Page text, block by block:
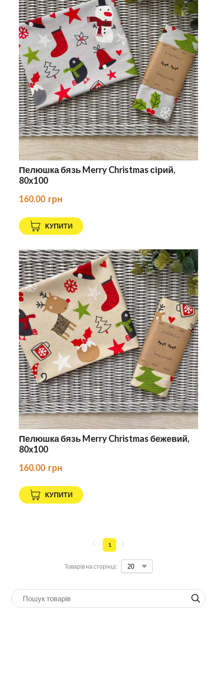
Пелюшка бязь Merry Christmas сірий,
80х100
160.00  грн
КУПИТИ
Пелюшка бязь Merry Christmas бежевий,
80х100
160.00  грн
КУПИТИ
Товарів на сторінці:
1